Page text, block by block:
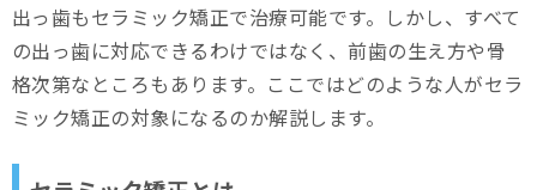
かみ合わせが悪化するリスク
一生使えるものではない
出っ歯もセラミック矯正で治療可能です。しかし、すべて
の出っ歯に対応できるわけではなく、前歯の生え方や骨
格次第なところもあります。ここではどのような人がセラ
ミック矯正の対象になるのか解説します。